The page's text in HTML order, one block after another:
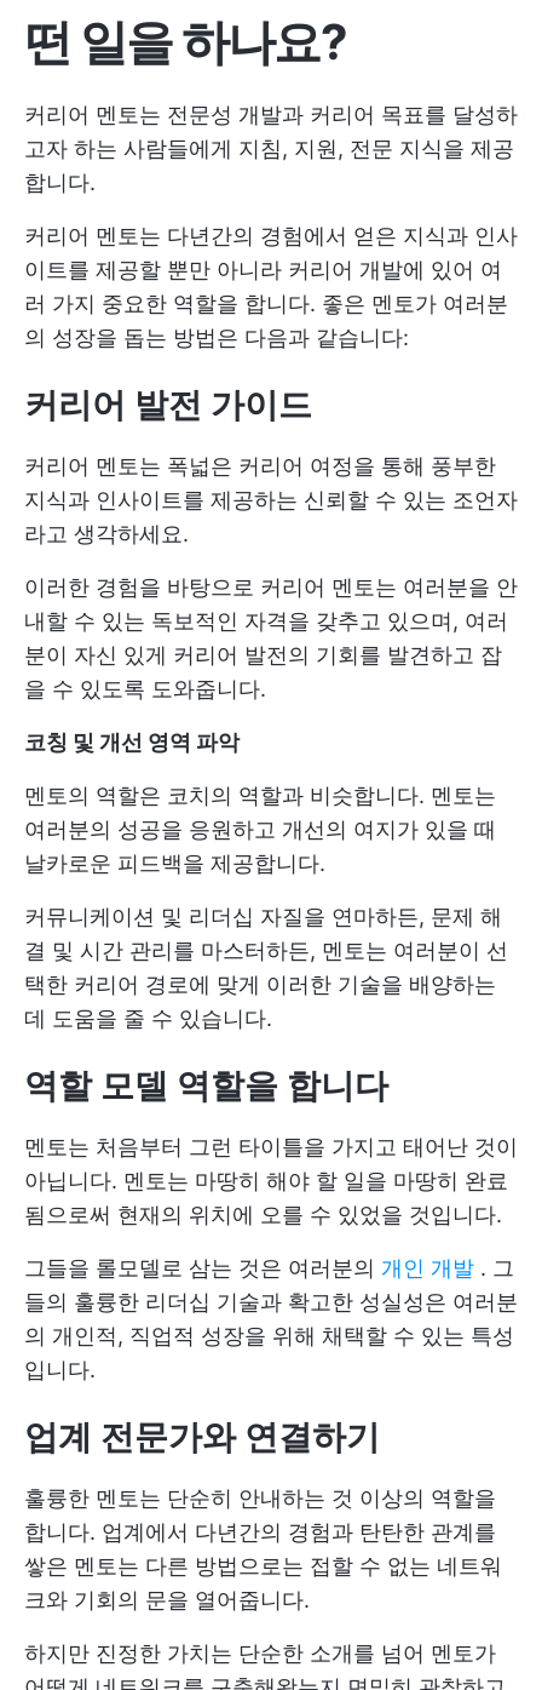
떤 일을 하나요?
커리어 멘토는 전문성 개발과 커리어 목표를 달성하
고자 하는 사람들에게 지침, 지원, 전문 지식을 제공
합니다.
커리어 멘토는 다년간의 경험에서 얻은 지식과 인사
이트를 제공할 뿐만 아니라 커리어 개발에 있어 여
러 가지 중요한 역할을 합니다. 좋은 멘토가 여러분
의 성장을 돕는 방법은 다음과 같습니다:
커리어 발전 가이드
커리어 멘토는 폭넓은 커리어 여정을 통해 풍부한
지식과 인사이트를 제공하는 신뢰할 수 있는 조언자
라고 생각하세요.
이러한 경험을 바탕으로 커리어 멘토는 여러분을 안
내할 수 있는 독보적인 자격을 갖추고 있으며, 여러
분이 자신 있게 커리어 발전의 기회를 발견하고 잡
을 수 있도록 도와줍니다.
코칭 및 개선 영역 파악
멘토의 역할은 코치의 역할과 비슷합니다. 멘토는
여러분의 성공을 응원하고 개선의 여지가 있을 때
날카로운 피드백을 제공합니다.
커뮤니케이션 및 리더십 자질을 연마하든, 문제 해
결 및 시간 관리를 마스터하든, 멘토는 여러분이 선
택한 커리어 경로에 맞게 이러한 기술을 배양하는
데 도움을 줄 수 있습니다.
역할 모델 역할을 합니다
멘토는 처음부터 그런 타이틀을 가지고 태어난 것이
아닙니다. 멘토는 마땅히 해야 할 일을 마땅히 완료
됨으로써 현재의 위치에 오를 수 있었을 것입니다.
그들을 롤모델로 삼는 것은 여러분의 개인 개발 . 그
들의 훌륭한 리더십 기술과 확고한 성실성은 여러분
의 개인적, 직업적 성장을 위해 채택할 수 있는 특성
입니다.
업계 전문가와 연결하기
훌륭한 멘토는 단순히 안내하는 것 이상의 역할을
합니다. 업계에서 다년간의 경험과 탄탄한 관계를
쌓은 멘토는 다른 방법으로는 접할 수 없는 네트워
크와 기회의 문을 열어줍니다.
하지만 진정한 가치는 단순한 소개를 넘어 멘토가